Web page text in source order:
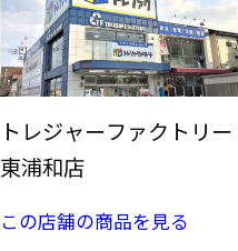
トレジャーファクトリー
東浦和店
この店舗の商品を見る